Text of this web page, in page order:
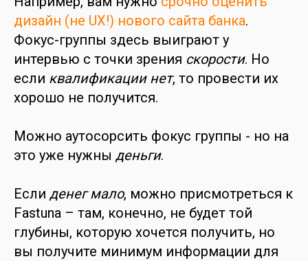
дизайн (не UX!) нового сайта банка.
Фокус-группы здесь выиграют у
интервью с точки зрения скорости. Но
если квалификации нет, то провести их
хорошо не получится.
Можно аутосорсить фокус группы - но на
это уже нужны деньги.
Если денег мало, можно присмотреться к
Fastuna – там, конечно, не будет той
глубины, которую хочется получить, но
вы получите минимум информации для